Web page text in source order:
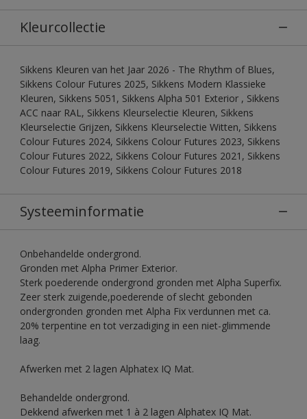
Kleurcollectie
Sikkens Kleuren van het Jaar 2026 - The Rhythm of Blues,
Sikkens Colour Futures 2025, Sikkens Modern Klassieke
Kleuren, Sikkens 5051, Sikkens Alpha 501 Exterior , Sikkens
ACC naar RAL, Sikkens Kleurselectie Kleuren, Sikkens
Kleurselectie Grijzen, Sikkens Kleurselectie Witten, Sikkens
Colour Futures 2024, Sikkens Colour Futures 2023, Sikkens
Colour Futures 2022, Sikkens Colour Futures 2021, Sikkens
Colour Futures 2019, Sikkens Colour Futures 2018
Systeeminformatie
Onbehandelde ondergrond.
Gronden met Alpha Primer Exterior.
Sterk poederende ondergrond gronden met Alpha Superfix.
Zeer sterk zuigende,poederende of slecht gebonden
ondergronden gronden met Alpha Fix verdunnen met ca.
20% terpentine en tot verzadiging in een niet-glimmende
laag.
Afwerken met 2 lagen Alphatex IQ Mat.
Behandelde ondergrond.
Dekkend afwerken met 1 à 2 lagen Alphatex IQ Mat.